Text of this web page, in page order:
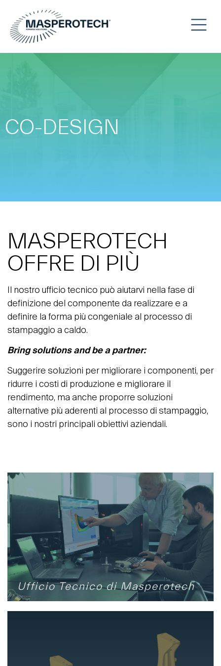
CO-DESIGN
MASPEROTECH
OFFRE DI PIÙ
Il nostro ufficio tecnico può aiutarvi nella fase di
definizione del componente da realizzare e a
definire la forma più congeniale al processo di
stampaggio a caldo.
Bring solutions and be a partner:
Suggerire soluzioni per migliorare i componenti, per
ridurre i costi di produzione e migliorare il
rendimento, ma anche proporre soluzioni
alternative più aderenti al processo di stampaggio,
sono i nostri principali obiettivi aziendali.
Ufficio Tecnico di Masperotech